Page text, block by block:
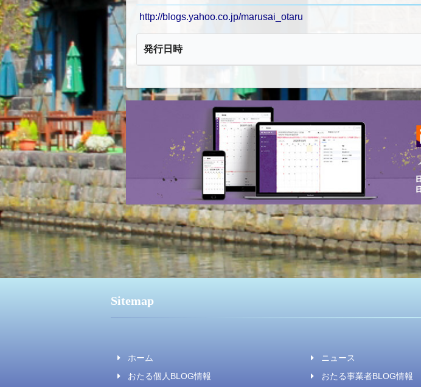
http://blogs.yahoo.co.jp/marusai_otaru
発行日時
Sitemap
ホーム ニュース
おたる個人BLOG情報
おたる事業者BLOG情報